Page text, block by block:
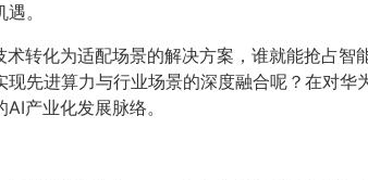
。
术转化为适配场景的解决方案，谁就能抢占智
现先进算力与行业场景的深度融合呢？在对
产业化发展脉络。